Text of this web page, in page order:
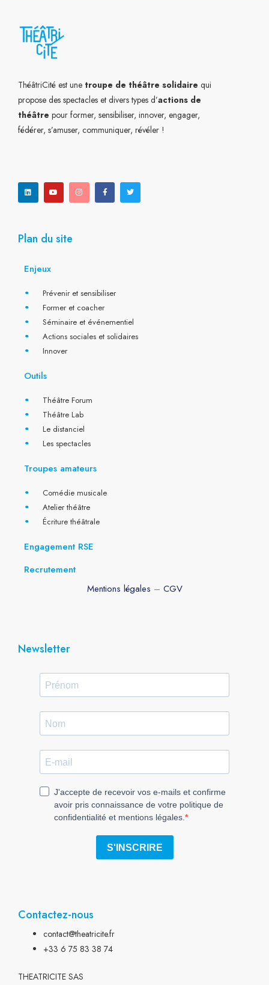
ThéâtriCité est une troupe de théâtre solidaire qui
propose des spectacles et divers types d’actions de
théâtre pour former, sensibiliser, innover, engager,
fédérer, s’amuser, communiquer, révéler !
n
k
e
d
u
t
u
b
s
t
a
g
c
e
b
o
i
t
t
e
Plan du site
Enjeux
Prévenir et sensibiliser
Former et coacher
Séminaire et événementiel
Actions sociales et solidaires
Innover
Outils
Théâtre Forum
Théâtre Lab
Le distanciel
Les spectacles
Troupes amateurs
Comédie musicale
Atelier théâtre
Écriture théâtrale
Engagement RSE
Recrutement
Mentions légales – CGV
Newsletter
Contactez-nous
contact@theatricite.fr
+33 6 75 83 38 74
THEATRICITE SAS